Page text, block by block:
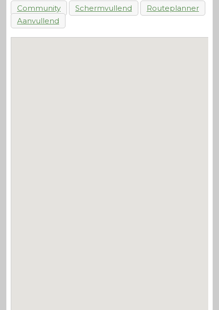
Community Schermvullend
Routeplanner
Aanvullend